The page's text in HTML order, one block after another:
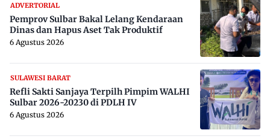
ADVERTORIAL
Pemprov Sulbar Bakal Lelang Kendaraan
Dinas dan Hapus Aset Tak Produktif
6 Agustus 2026
SULAWESI BARAT
Refli Sakti Sanjaya Terpilh Pimpim WALHI
Sulbar 2026-20230 di PDLH IV
6 Agustus 2026